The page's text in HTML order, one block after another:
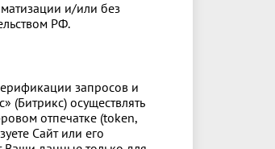
и/или без
РФ.
запросов и
осуществлять
отпечатке (token,
Сайт или его